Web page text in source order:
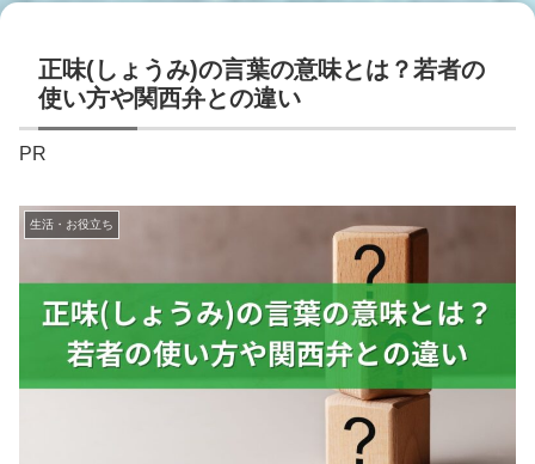
正味(しょうみ)の言葉の意味とは？若者の
使い方や関西弁との違い
PR
生活・お役立ち